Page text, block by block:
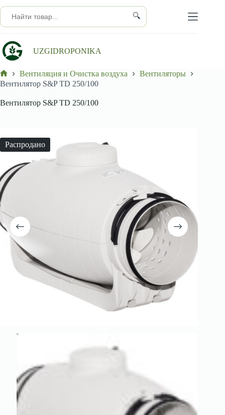
к
сути
🔍
UZGIDROPONIKA
Главная
Вентиляция и Очистка воздуха
Вентиляторы
Вентилятор S&P TD 250/100
Вентилятор S&P TD 250/100
Распродано